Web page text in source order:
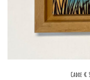
Cadre «